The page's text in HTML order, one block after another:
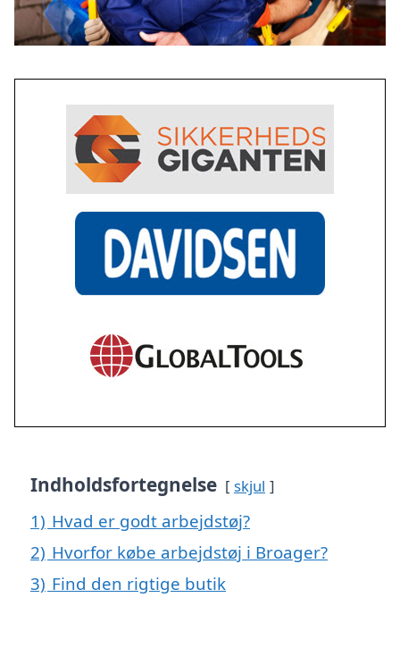
Indholdsfortegnelse skjul
1) Hvad er godt arbejdstøj?
2) Hvorfor købe arbejdstøj i Broager?
3) Find den rigtige butik